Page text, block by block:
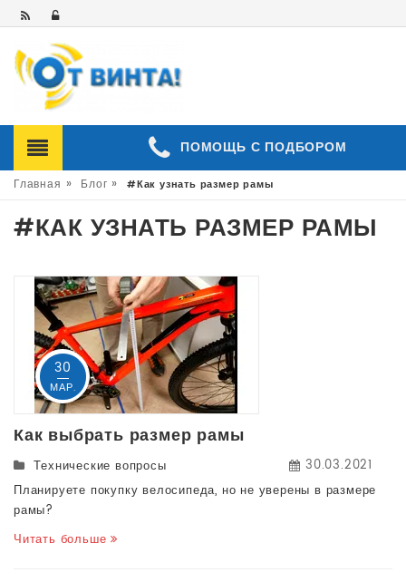
ПОМОЩЬ С ПОДБОРОМ
Главная » Блог » #Как узнать размер рамы
#КАК УЗНАТЬ РАЗМЕР РАМЫ
30
МАР.
Как выбрать размер рамы
Технические вопросы
30.03.2021
Планируете покупку велосипеда, но не уверены в размере
рамы?
Читать больше